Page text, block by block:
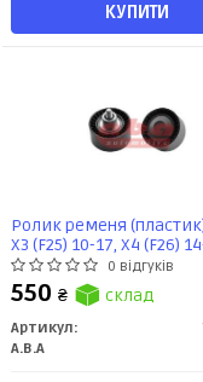
КУПИТИ
Ролик ременя
X3 (F25) 10-17, X4 (F26)
(E70) 10-13, X5 (F15, F85)
(E71, E72) 07-14
Automotive
0 відгуків
550 ₴ склад
Артикул:
A.B.A